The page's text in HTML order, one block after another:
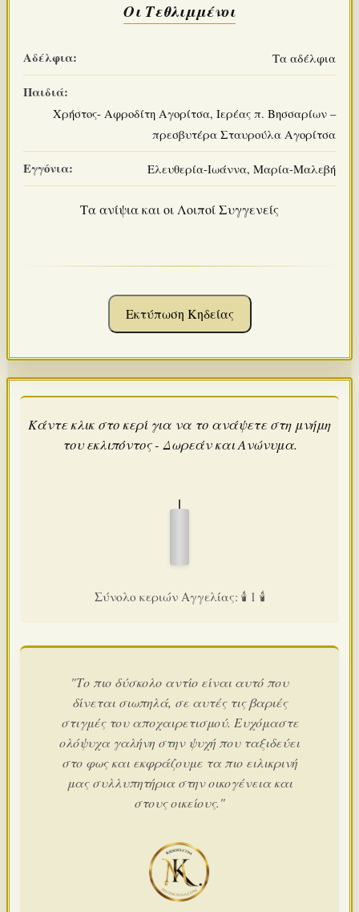
Οι Τεθλιμμένοι
Αδέλφια: Τα αδέλφια
Παιδιά:
Χρήστος- Αφροδίτη Αγορίτσα, Ιερέας π. Βησσαρίων –
πρεσβυτέρα Σταυρούλα Αγορίτσα
Εγγόνια: Ελευθερία-Ιωάννα, Μαρία-Μαλεβή
Τα ανίψια και οι Λοιποί Συγγενείς
Εκτύπωση Κηδείας
Κάντε κλικ στο κερί για να το ανάψετε στη μνήμη
του εκλιπόντος - Δωρεάν και Ανώνυμα.
Σύνολο κεριών Αγγελίας: 🕯️ 1 🕯️
"Το πιο δύσκολο αντίο είναι αυτό που
δίνεται σιωπηλά, σε αυτές τις βαριές
στιγμές του αποχαιρετισμού. Ευχόμαστε
ολόψυχα γαλήνη στην ψυχή που ταξιδεύει
στο φως και εκφράζουμε τα πιο ειλικρινή
μας συλλυπητήρια στην οικογένεια και
στους οικείους."